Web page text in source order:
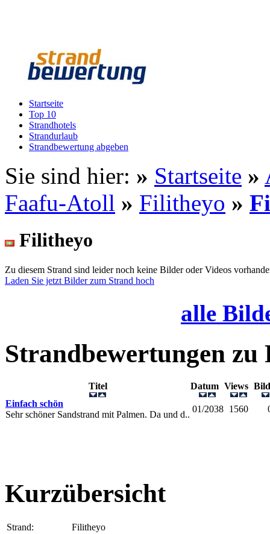
Startseite
Top 10
Strandhotels
Strandurlaub
Strandbewertung abgeben
Sie sind hier: » Startseite »
Faafu-Atoll » Filitheyo »
Filitheyo
Zu diesem Strand sind leider noch keine Bilder oder Videos
Laden Sie jetzt Bilder zum Strand hoch
alle
Strandbewertungen zu
Titel Datum Views
Einfach schön
Sehr schöner Sandstrand mit Palmen. Da und d..
01/2038 1560
Kurzübersicht
Strand:
Filitheyo